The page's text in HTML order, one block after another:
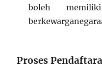
boleh
Proses